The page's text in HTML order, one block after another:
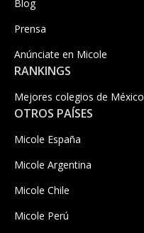
Blog
Prensa
Anúnciate en Micole
RANKINGS
Mejores colegios de México
OTROS PAÍSES
Micole España
Micole Argentina
Micole Chile
Micole Perú